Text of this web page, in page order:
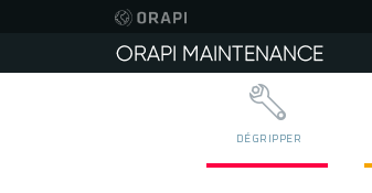
DÉGRIPPER